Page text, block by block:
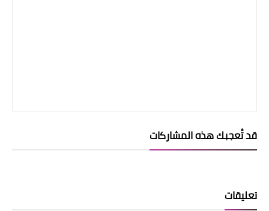
قد تُعجبك هذه المشاركات
تعليقات